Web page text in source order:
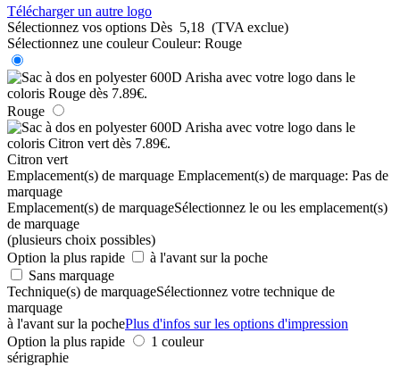
Télécharger un autre logo
Sélectionnez vos options Dès 5,18 (TVA exclue)
Sélectionnez une couleur Couleur: Rouge
Rouge
Citron vert
Emplacement(s) de marquage Emplacement(s) de marquage: Pas de
marquage
Emplacement(s) de marquageSélectionnez le ou les emplacement(s)
de marquage
(plusieurs choix possibles)
Option la plus rapide
à l'avant sur la poche
Sans marquage
Technique(s) de marquageSélectionnez votre technique de
marquage
à l'avant sur la pochePlus d'infos sur les options d'impression
Option la plus rapide
1 couleur
sérigraphie